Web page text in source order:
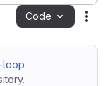
Code
loop